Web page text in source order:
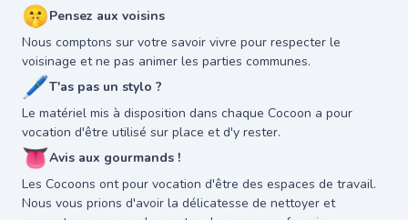
🤫Pensez aux voisins
Nous comptons sur votre savoir vivre pour respecter le
voisinage et ne pas animer les parties communes.
🖊T'as pas un stylo ?
Le matériel mis à disposition dans chaque Cocoon a pour
vocation d'être utilisé sur place et d'y rester.
👅Avis aux gourmands !
Les Cocoons ont pour vocation d'être des espaces de travail.
Nous vous prions d'avoir la délicatesse de nettoyer et